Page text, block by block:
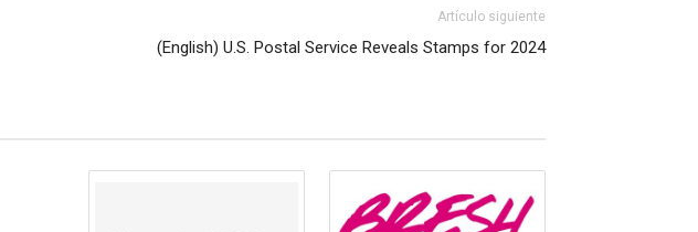
Artículo siguiente
(English) U.S. Postal Service Reveals Stamps for 2024